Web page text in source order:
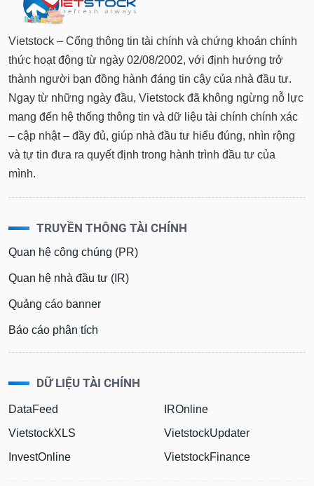
Vietstock – Cổng thông tin tài chính và chứng khoán chính
thức hoạt động từ ngày 02/08/2002, với định hướng trở
thành người bạn đồng hành đáng tin cậy của nhà đầu tư.
Ngay từ những ngày đầu, Vietstock đã không ngừng nỗ lực
mang đến hệ thống thông tin và dữ liệu tài chính chính xác
– cập nhật – đầy đủ, giúp nhà đầu tư hiểu đúng, nhìn rộng
và tự tin đưa ra quyết định trong hành trình đầu tư của
mình.
TRUYỀN THÔNG TÀI CHÍNH
Quan hệ công chúng (PR)
Quan hệ nhà đầu tư (IR)
Quảng cáo banner
Báo cáo phân tích
DỮ LIỆU TÀI CHÍNH
DataFeed
VietstockXLS
InvestOnline
IROnline
VietstockUpdater
VietstockFinance